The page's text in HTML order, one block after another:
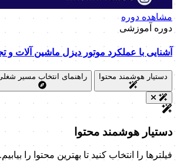
مشاهده دوره
دوره آموزشی
آشنایی با عملکرد موتور دیزل ماشین آلات و
دستیار هوشمند محتوا راهنمای انتخاب مسیر
دستیار هوشمند محتوا
فیلترها را انتخاب کنید تا بهترین محتوا را بیابیم.